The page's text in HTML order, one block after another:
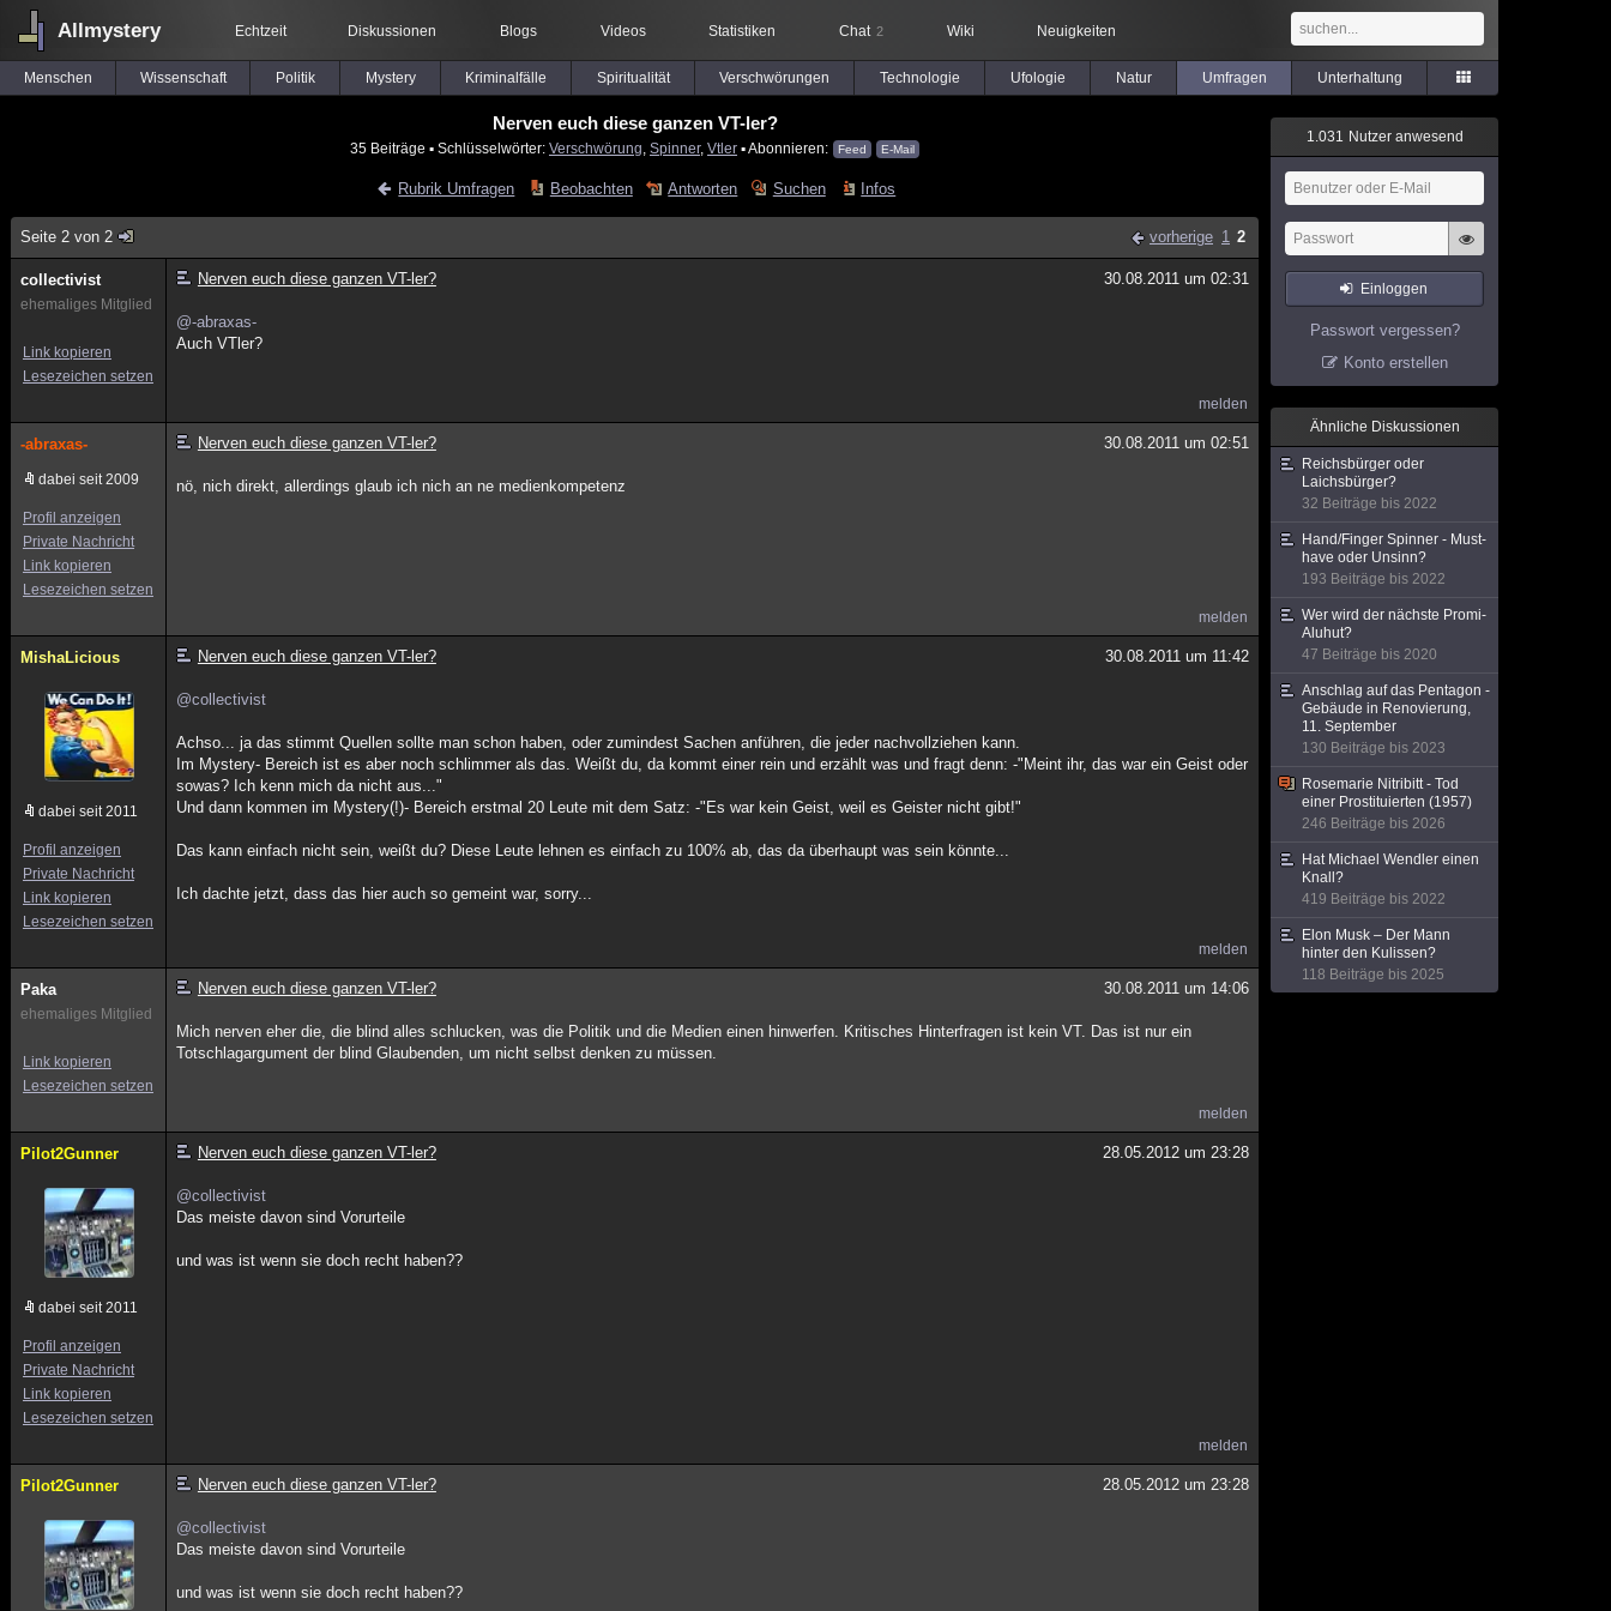
Allmystery Echtzeit Diskussionen Blogs Videos Statistiken Chat 2 Wiki Neuigkeiten
Menschen Wissenschaft Politik Mystery Kriminalfälle Spiritualität Verschwörungen Technologie Ufologie Natur Umfragen Unterhaltung
Nerven euch diese ganzen VT-ler?
35 Beiträge ▪ Schlüsselwörter: Verschwörung Spinner, Vtler ▪ Abonnieren: Feed E-Mail
Rubrik Umfragen Beobachten Antworten Suchen Infos
Seite 2 von 2 vorherige 1 2
collectivist
ehemaliges Mitglied
Link kopieren
Lesezeichen setzen
Nerven euch diese ganzen VT-ler? 30.08.2011 um 02:31
@-abraxas-
Auch VTler?
melden
-abraxas-
dabei seit 2009
Profil anzeigen
Private Nachricht
Link kopieren
Lesezeichen setzen
Nerven euch diese ganzen VT-ler? 30.08.2011 um 02:51
nö, nich direkt, allerdings glaub ich nich an ne medienkompetenz
melden
MishaLicious
dabei seit 2011
Profil anzeigen
Private Nachricht
Link kopieren
Lesezeichen setzen
Nerven euch diese ganzen VT-ler? 30.08.2011 um 11:42
@collectivist
Achso... ja das stimmt Quellen sollte man schon haben, oder zumindest Sachen anführen, die jeder nachvollziehen kann.
Im Mystery- Bereich ist es aber noch schlimmer als das. Weißt du, da kommt einer rein und erzählt was und fragt denn: -"Meint ihr, das war ein Geist oder
sowas? Ich kenn mich da nicht aus..."
Und dann kommen im Mystery(!)- Bereich erstmal 20 Leute mit dem Satz: -"Es war kein Geist, weil es Geister nicht gibt!"
Das kann einfach nicht sein, weißt du? Diese Leute lehnen es einfach zu 100% ab, das da überhaupt was sein könnte...
Ich dachte jetzt, dass das hier auch so gemeint war, sorry...
melden
Paka
ehemaliges Mitglied
Link kopieren
Lesezeichen setzen
Nerven euch diese ganzen VT-ler? 30.08.2011 um 14:06
Mich nerven eher die, die blind alles schlucken, was die Politik und die Medien einen hinwerfen. Kritisches Hinterfragen ist kein VT. Das ist nur ein
Totschlagargument der blind Glaubenden, um nicht selbst denken zu müssen.
melden
Pilot2Gunner
dabei seit 2011
Profil anzeigen
Private Nachricht
Link kopieren
Lesezeichen setzen
Nerven euch diese ganzen VT-ler? 28.05.2012 um 23:28
@collectivist
Das meiste davon sind Vorurteile
und was ist wenn sie doch recht haben??
melden
Pilot2Gunner Nerven euch diese ganzen VT-ler? 28.05.2012 um 23:28
@collectivist
Das meiste davon sind Vorurteile
und was ist wenn sie doch recht haben??
1.031 Nutzer anwesend
Einloggen
Passwort vergessen?
Konto erstellen
Ähnliche Diskussionen
Reichsbürger oder
Laichsbürger?
32 Beiträge bis 2022
Hand/Finger Spinner - Must-
have oder Unsinn?
193 Beiträge bis 2022
Wer wird der nächste Promi-
Aluhut?
47 Beiträge bis 2020
Anschlag auf das Pentagon -
Gebäude in Renovierung,
11. September
130 Beiträge bis 2023
Rosemarie Nitribitt - Tod
einer Prostituierten (1957)
246 Beiträge bis 2026
Hat Michael Wendler einen
Knall?
419 Beiträge bis 2022
Elon Musk – Der Mann
hinter den Kulissen?
118 Beiträge bis 2025